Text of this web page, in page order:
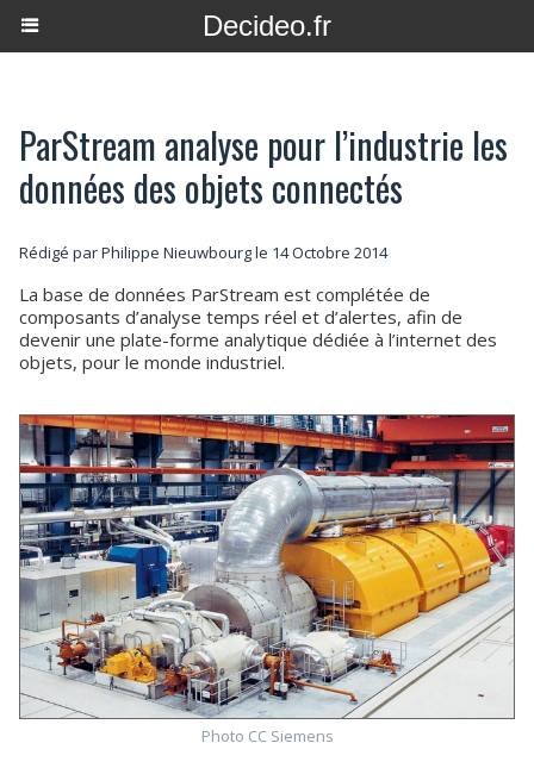
Decideo.fr
ParStream analyse pour l’industrie les
données des objets connectés
Rédigé parPhilippe Nieuwbourgle 14 Octobre 2014
La base de données ParStream est complétée de
composants d’analyse temps réel et d’alertes, afin de
devenir une plate-forme analytique dédiée à l’internet des
objets, pour le monde industriel.
Photo CC Siemens